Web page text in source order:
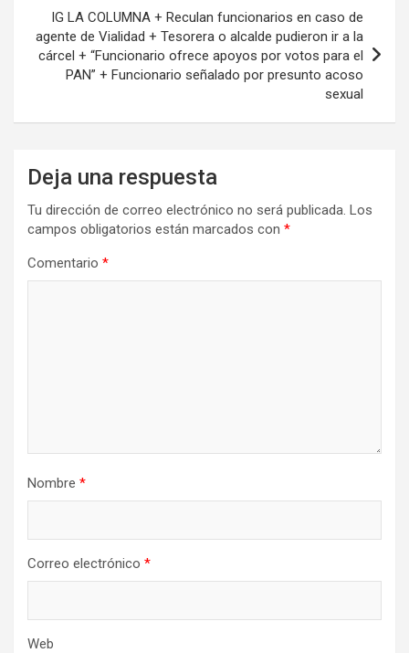
IG LA COLUMNA + Reculan funcionarios en caso de
agente de Vialidad + Tesorera o alcalde pudieron ir a la
cárcel + “Funcionario ofrece apoyos por votos para el
PAN” + Funcionario señalado por presunto acoso
sexual
Deja una respuesta
Tu dirección de correo electrónico no será publicada. Los
campos obligatorios están marcados con *
Comentario *
Nombre *
Correo electrónico *
Web